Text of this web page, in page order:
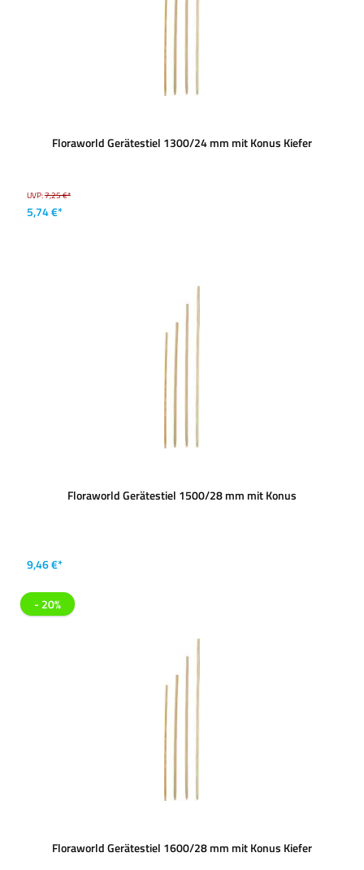
Floraworld Gerätestiel 1300/24 mm mit Konus Kiefer
UVP:7,25 €*
5,74 €*
Floraworld Gerätestiel 1500/28 mm mit Konus
9,46 €*
- 20%
Floraworld Gerätestiel 1600/28 mm mit Konus Kiefer